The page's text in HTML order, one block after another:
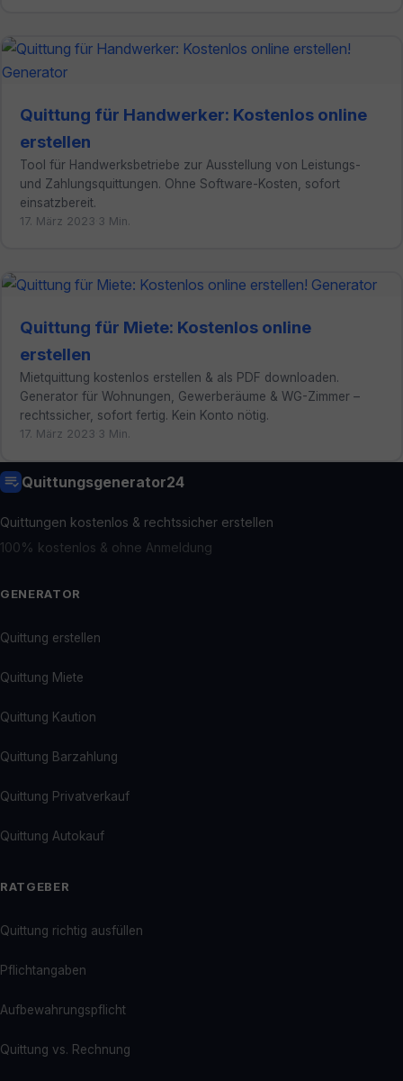
Quittung für Handwerker: Kostenlos online
erstellen
Tool für Handwerksbetriebe zur Ausstellung von Leistungs-
und Zahlungsquittungen. Ohne Software-Kosten, sofort
einsatzbereit.
17. März 2023 3 Min.
Quittung für Miete: Kostenlos online
erstellen
Mietquittung kostenlos erstellen & als PDF downloaden.
Generator für Wohnungen, Gewerberäume & WG-Zimmer –
rechtssicher, sofort fertig. Kein Konto nötig.
17. März 2023 3 Min.
Quittungsgenerator24
Quittungen kostenlos & rechtssicher erstellen
100% kostenlos & ohne Anmeldung
GENERATOR
Quittung erstellen
Quittung Miete
Quittung Kaution
Quittung Barzahlung
Quittung Privatverkauf
Quittung Autokauf
RATGEBER
Quittung richtig ausfüllen
Pflichtangaben
Aufbewahrungspflicht
Quittung vs. Rechnung